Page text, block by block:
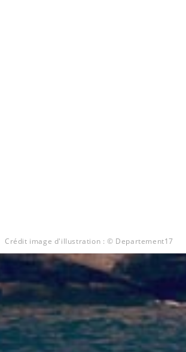
Crédit image d'illustration : © Departement17